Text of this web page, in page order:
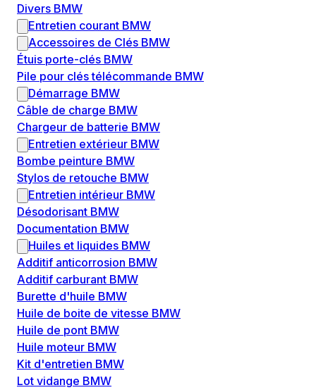
Divers BMW
Entretien courant BMW
Accessoires de Clés BMW
Étuis porte-clés BMW
Pile pour clés télécommande BMW
Démarrage BMW
Câble de charge BMW
Chargeur de batterie BMW
Entretien extérieur BMW
Bombe peinture BMW
Stylos de retouche BMW
Entretien intérieur BMW
Désodorisant BMW
Documentation BMW
Huiles et liquides BMW
Additif anticorrosion BMW
Additif carburant BMW
Burette d'huile BMW
Huile de boite de vitesse BMW
Huile de pont BMW
Huile moteur BMW
Kit d'entretien BMW
Lot vidange BMW